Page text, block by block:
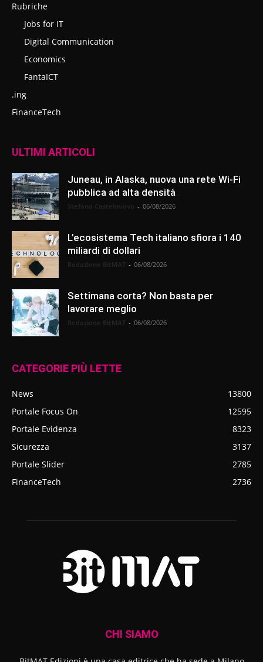
Rubriche
Jobs for IT
Digital Communication
Economics
FantaICT
.ing
FinanceTech
ULTIMI ARTICOLI
Juneau, in Alaska, nuova una rete Wi-Fi
pubblica ad alta densità
- 06/08/2026
L’ecosistema Tech italiano sfiora i 140
miliardi di dollari
- 06/08/2026
Settimana corta? Non basta per
lavorare meglio
- 06/08/2026
CATEGORIE PIÙ LETTE
News
13800
Portale Focus On
12595
Portale Evidenza
8323
Sicurezza
3137
Portale Slider
2785
FinanceTech
2736
CHI SIAMO